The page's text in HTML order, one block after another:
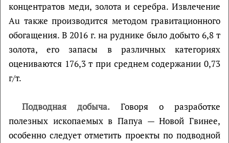
концентратов меди, золота и серебра. Извлечение
Au также производится методом гравитационного
обогащения. В 2016 г. на руднике было добыто 6,8 т
золота, его запасы в различных категориях
оцениваются 176,3 т при среднем содержании 0,73
г/т.
Подводная добыча.Говоря о разработке
полезных ископаемых в Папуа — Новой Гвинее,
особенно следует отметить проекты по подводной